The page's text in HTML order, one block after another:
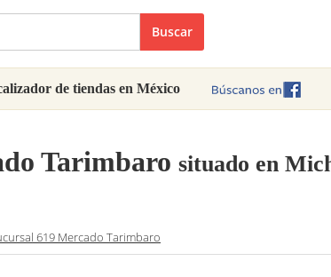
Buscar
de tiendas en México
Tarimbaro situado en
619 Mercado Tarimbaro